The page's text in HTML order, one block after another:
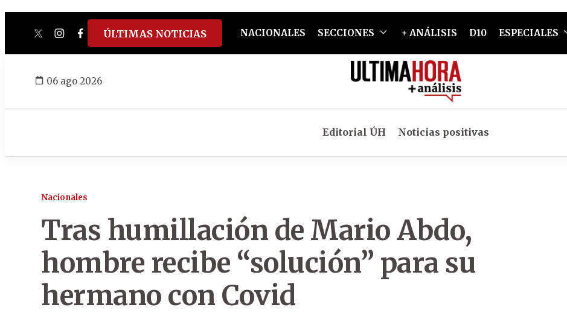
twitterinstagram
facebook
tiktokyoutube
spotify
ÚLTIMAS NOTICIAS NACIONALES SECCIONES + ANÁLISIS D10 ESPECIALES
06 ago 2026
Editorial ÚH Noticias positivas
Nacionales
Tras humillación de Mario Abdo,
hombre recibe “solución” para su
hermano con Covid